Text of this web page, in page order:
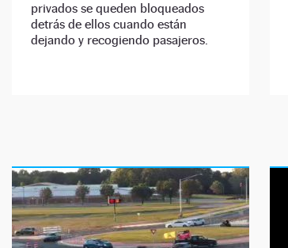
privados se queden bloqueados
detrás de ellos cuando están
dejando y recogiendo pasajeros.